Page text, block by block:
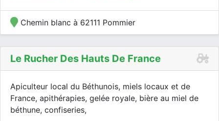
Chemin blanc à 62111 Pommier
Le Rucher Des Hauts De France
Apiculteur local du Béthunois, miels locaux et de
France, apithérapies, gelée royale, bière au miel de
béthune, confiseries,